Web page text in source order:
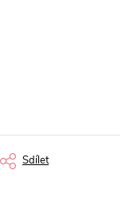
Sdílet